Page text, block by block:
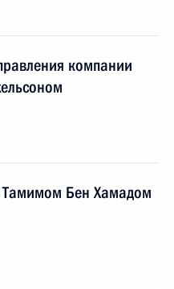
компании
Тамимом Бен Хамадом